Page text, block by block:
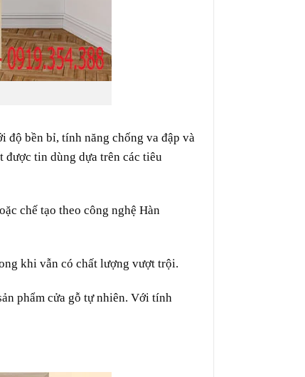
độ bền bỉ, tính năng chống va đập và
được tin dùng dựa trên các tiêu
chế tạo theo công nghệ Hàn
khi vẫn có chất lượng vượt trội.
phẩm cửa gỗ tự nhiên. Với tính